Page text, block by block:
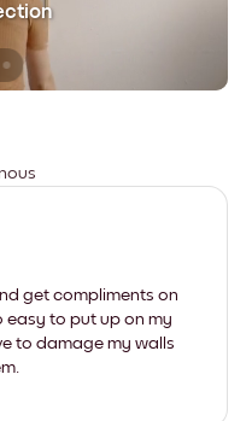
get compliments on
easy to put up on my
to damage my walls